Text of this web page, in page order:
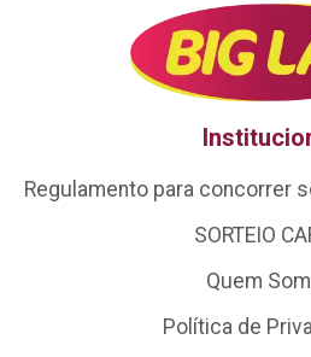
Regulamento para concorrer
SORTEIO
Quem
Política de